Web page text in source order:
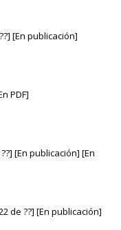
[En publicación]
PDF]
[En publicación] [En
de ??] [En publicación]